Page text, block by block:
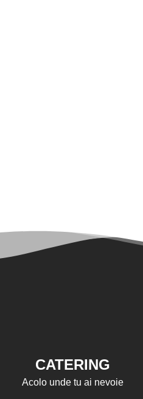
CATERING
Acolo unde tu ai nevoie